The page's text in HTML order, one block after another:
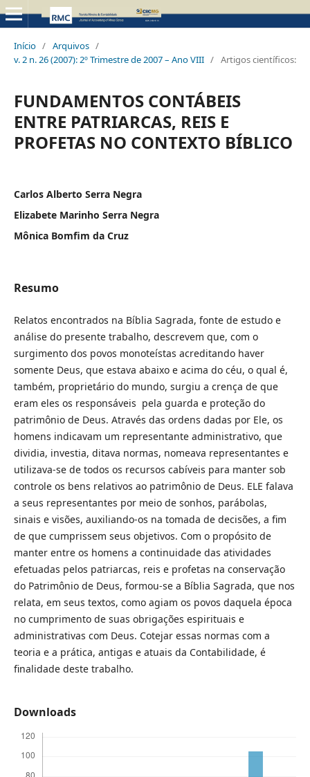
Início / Arquivos /
v. 2 n. 26 (2007): 2º Trimestre de 2007 – Ano VIII / Artigos científicos:
FUNDAMENTOS CONTÁBEIS
ENTRE PATRIARCAS, REIS E
PROFETAS NO CONTEXTO BÍBLICO
Carlos Alberto Serra Negra
Elizabete Marinho Serra Negra
Mônica Bomfim da Cruz
Resumo
Relatos encontrados na Bíblia Sagrada, fonte de estudo e
análise do presente trabalho, descrevem que, com o
surgimento dos povos monoteístas acreditando haver
somente Deus, que estava abaixo e acima do céu, o qual é,
também, proprietário do mundo, surgiu a crença de que
eram eles os responsáveis pela guarda e proteção do
patrimônio de Deus. Através das ordens dadas por Ele, os
homens indicavam um representante administrativo, que
dividia, investia, ditava normas, nomeava representantes e
utilizava-se de todos os recursos cabíveis para manter sob
controle os bens relativos ao patrimônio de Deus. ELE falava
a seus representantes por meio de sonhos, parábolas,
sinais e visões, auxiliando-os na tomada de decisões, a fim
de que cumprissem seus objetivos. Com o propósito de
manter entre os homens a continuidade das atividades
efetuadas pelos patriarcas, reis e profetas na conservação
do Patrimônio de Deus, formou-se a Bíblia Sagrada, que nos
relata, em seus textos, como agiam os povos daquela época
no cumprimento de suas obrigações espirituais e
administrativas com Deus. Cotejar essas normas com a
teoria e a prática, antigas e atuais da Contabilidade, é
finalidade deste trabalho.
Downloads